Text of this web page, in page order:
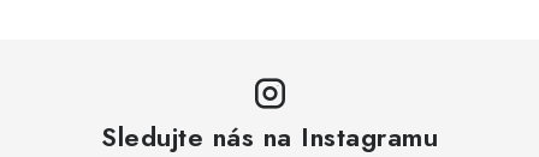
Sledujte nás na Instagramu